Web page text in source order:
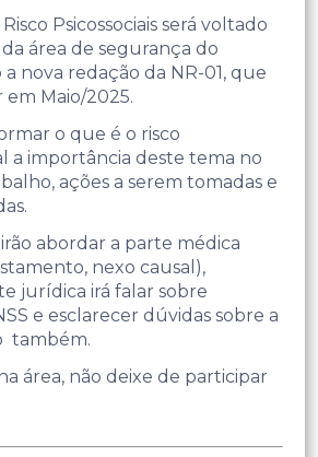
Psicossociais será voltado
da área de segurança do
nova redação da NR-01, que
em Maio/2025.
o que é o risco
a importância deste tema no
ações a serem tomadas e
abordar a parte médica
nexo causal),
jurídica irá falar sobre
e esclarecer dúvidas sobre a
também.
área, não deixe de participar